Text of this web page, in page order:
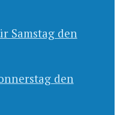
Samstag den
den